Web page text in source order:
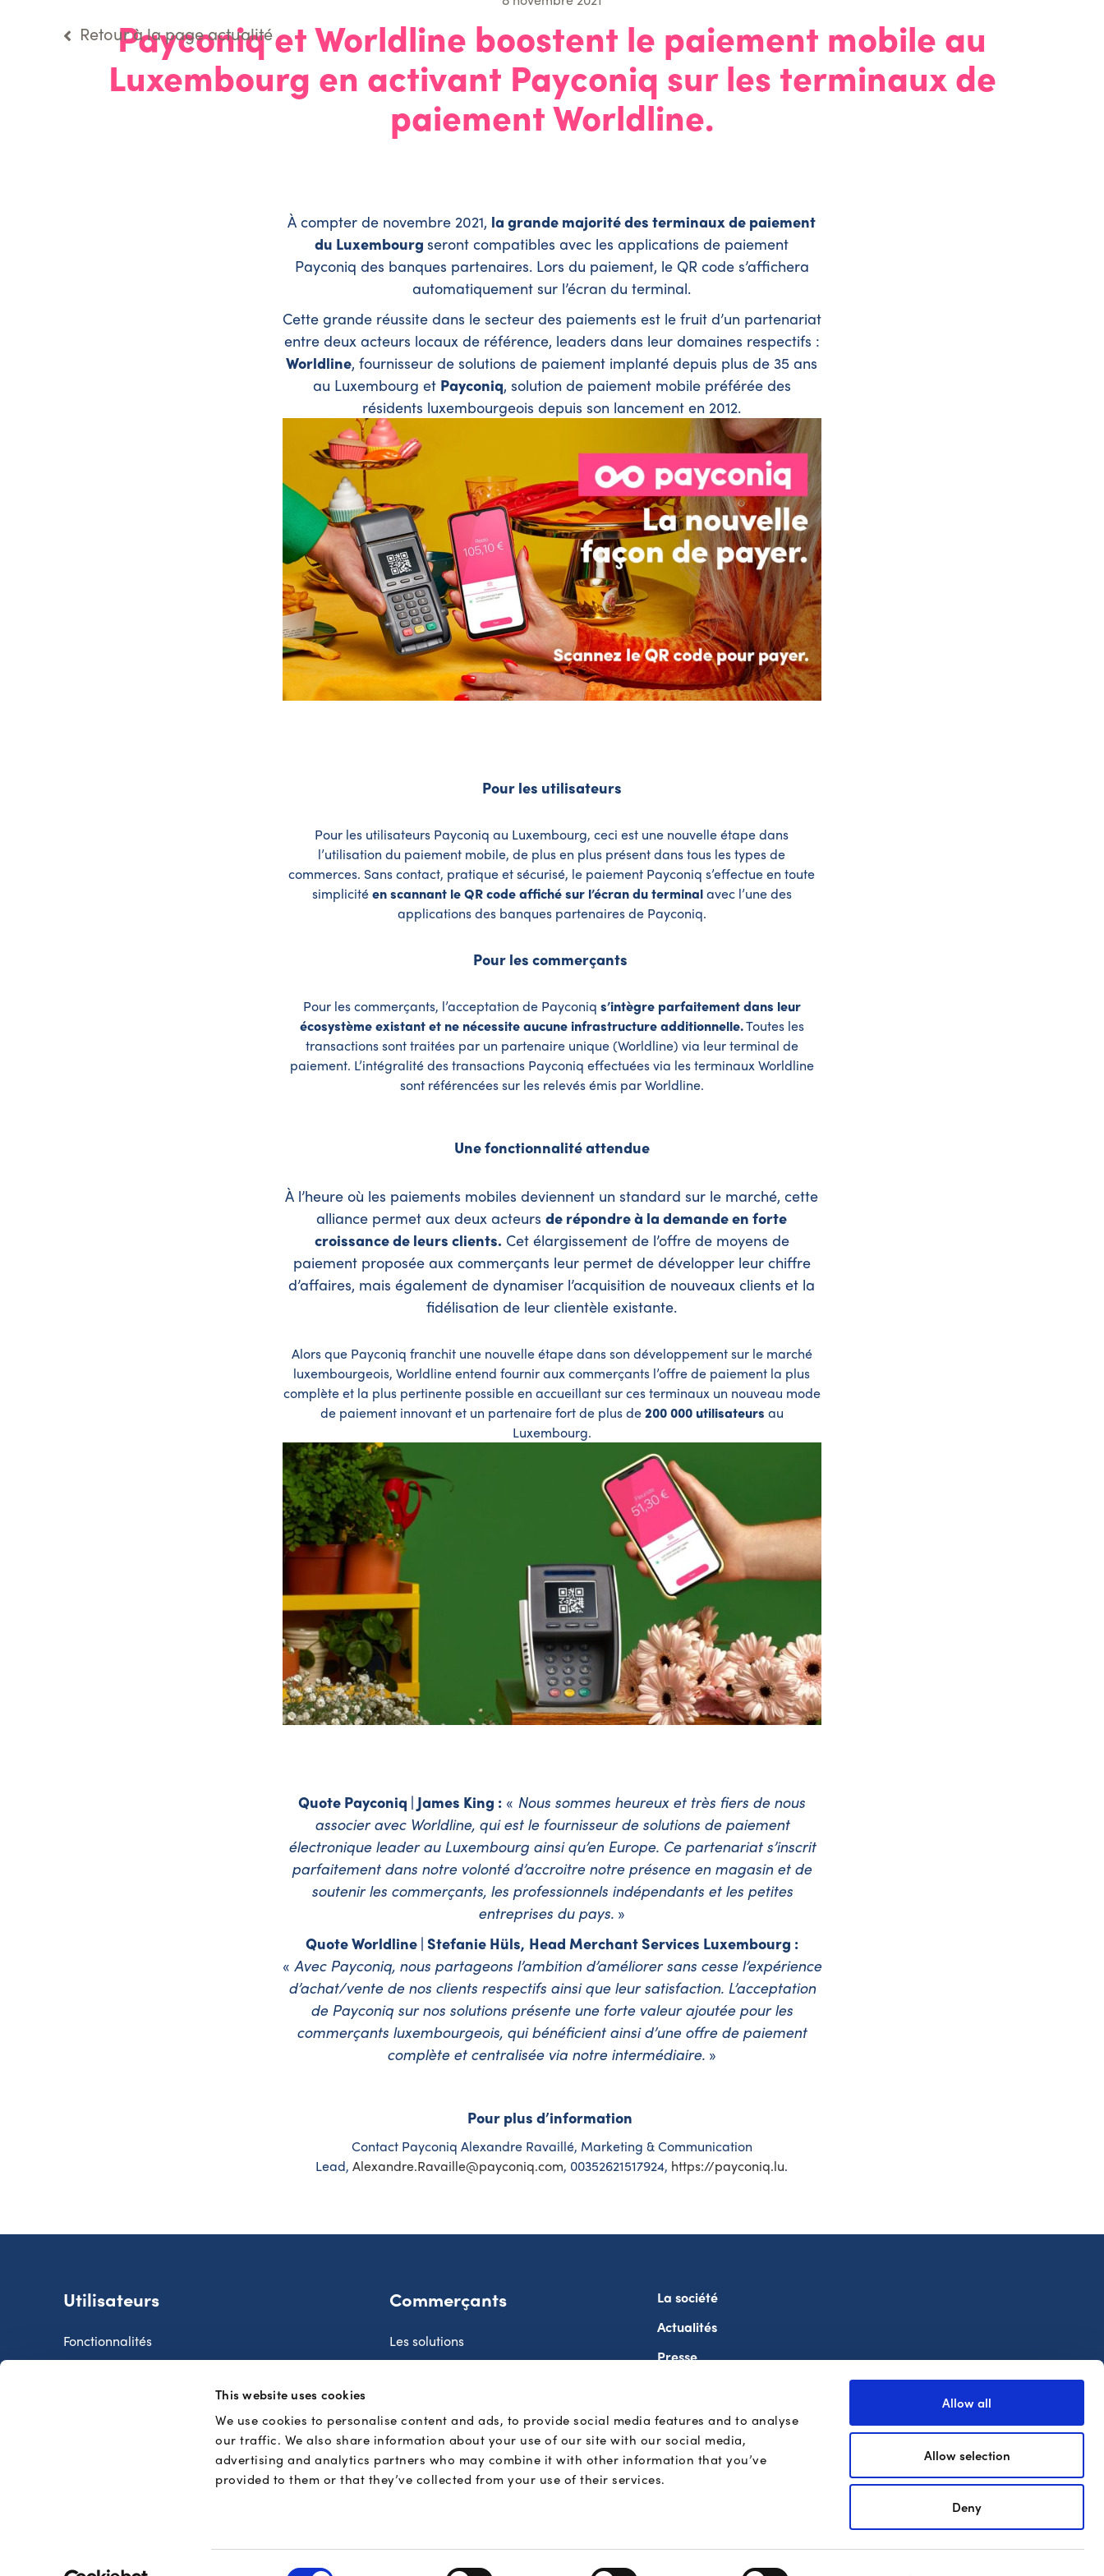
This website uses cookies
We use cookies to personalise content and ads, to provide social media features and to analyse
our traffic. We also share information about your use of our site with our social media,
advertising and analytics partners who may combine it with other information that you’ve
provided to them or that they’ve collected from your use of their services.
Allow all
Allow selection
Deny
Payconiq et Worldline boostent le paiement mobile au
Luxembourg en activant Payconiq sur les terminaux de
paiement Worldline.
Retour à la page actualité
À compter de novembre 2021, la grande majorité des terminaux de paiement
du Luxembourgseront compatibles avec les applications de paiement
Payconiq des banques partenaires. Lors du paiement, le QR code s’affichera
automatiquement sur l’écran du terminal.
Cette grande réussite dans le secteur des paiements est le fruit d’un partenariat
entre deux acteurs locaux de référence, leaders dans leur domaines respectifs :
Worldline, fournisseur de solutions de paiement implanté depuis plus de 35 ans
au Luxembourg et Payconiq, solution de paiement mobile préférée des
résidents luxembourgeois depuis son lancement en 2012.
Pour les utilisateurs
Pour les utilisateurs Payconiq au Luxembourg, ceci est une nouvelle étape dans
l’utilisation du paiement mobile, de plus en plus présent dans tous les types de
commerces. Sans contact, pratique et sécurisé, le paiement Payconiq s’effectue en toute
simplicitéen scannant le QR code affiché sur l’écran du terminalavec l’une des
applications des banques partenaires de Payconiq.
Pour les commerçants
Pour les commerçants, l’acceptation de Payconiq s’intègre parfaitement dans leur
écosystème existant et ne nécessite aucune infrastructure additionnelle.Toutes les
transactions sont traitées par un partenaire unique (Worldline) via leur terminal de
paiement. L’intégralité des transactions Payconiq effectuées via les terminaux Worldline
sont référencées sur les relevés émis par Worldline.
Une fonctionnalité attendue
À l’heure où les paiements mobiles deviennent un standard sur le marché, cette
alliance permet aux deux acteursde répondre à la demande en forte
croissance de leurs clients. Cet élargissement de l’offre de moyens de
paiement proposée aux commerçants leur permet de développer leur chiffre
d’affaires, mais également de dynamiser l’acquisition de nouveaux clients et la
fidélisation de leur clientèle existante.
Alors que Payconiq franchit une nouvelle étape dans son développement sur le marché
luxembourgeois, Worldline entend fournir aux commerçants l’offre de paiement la plus
complète et la plus pertinente possible en accueillant sur ces terminaux un nouveau mode
de paiement innovant et un partenaire fort de plus de200 000 utilisateurs au
Luxembourg.
Quote Payconiq | James King : « Nous sommes heureux et très fiers de nous
associer avec Worldline, qui est le fournisseur de solutions de paiement
électronique leader au Luxembourg ainsi qu’en Europe. Ce partenariat s’inscrit
parfaitement dans notre volonté d’accroitre notre présence en magasin et de
soutenir les commerçants, les professionnels indépendants et les petites
entreprises du pays. »
Quote Worldline | Stefanie Hüls, Head Merchant Services Luxembourg :
« Avec Payconiq, nous partageons l’ambition d’améliorer sans cesse l’expérience
d’achat/vente de nos clients respectifs ainsi que leur satisfaction. L’acceptation
de Payconiq sur nos solutions présente une forte valeur ajoutée pour les
commerçants luxembourgeois, qui bénéficient ainsi d’une offre de paiement
complète et centralisée via notre intermédiaire. »
Pour plus d’information
Contact Payconiq Alexandre Ravaillé, Marketing & Communication
Lead,Alexandre.Ravaille@payconiq.com, 00352621517924, https://payconiq.lu.
Utilisateurs
Fonctionnalités
Procédure de réclamation
Commerçants
Les solutions
La société
Actualités
Presse
Whistleblowing